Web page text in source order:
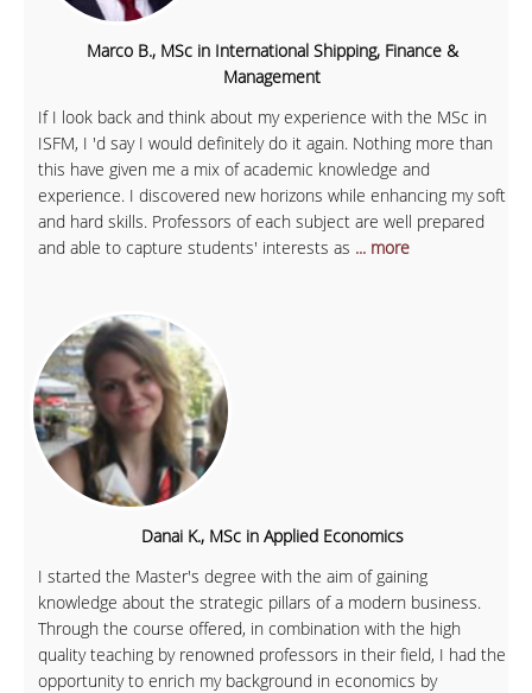
Marco B., MSc in International Shipping, Finance &
Management
If I look back and think about my experience with the MSc in
ISFM, I 'd say I would definitely do it again. Nothing more than
this have given me a mix of academic knowledge and
experience. I discovered new horizons while enhancing my soft
and hard skills. Professors of each subject are well prepared
and able to capture students' interests as ... more
Danai K., MSc in Applied Economics
I started the Master's degree with the aim of gaining
knowledge about the strategic pillars of a modern business.
Through the course offered, in combination with the high
quality teaching by renowned professors in their field, I had the
opportunity to enrich my background in economics by